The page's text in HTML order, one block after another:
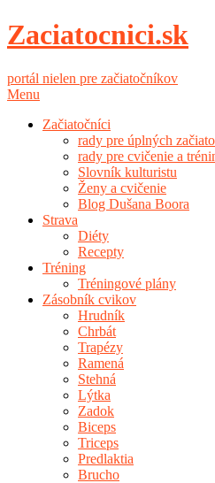
Zaciatocnici.sk
portál nielen pre začiatočníkov
Menu
Začiatočníci
rady pre úplných
rady pre cvičenie a
Slovník kulturistu
Ženy a cvičenie
Blog Dušana Boora
Strava
Diéty
Recepty
Tréning
Tréningové plány
Zásobník cvikov
Hrudník
Chrbát
Trapézy
Ramená
Stehná
Lýtka
Zadok
Biceps
Triceps
Predlaktia
Brucho